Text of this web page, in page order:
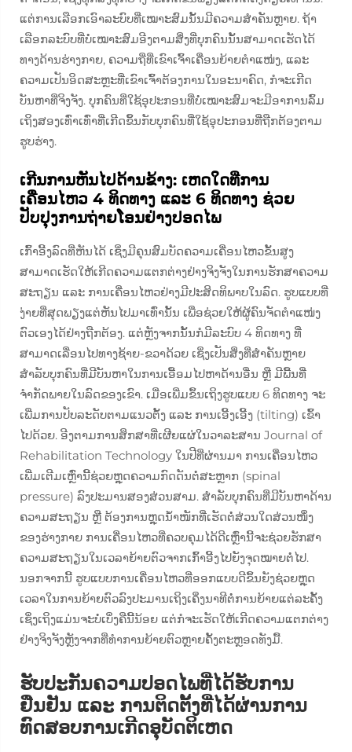
ແຕ່ການເລືອກເອົາລະບົບທີ່ເໝາະສົມນັ້ນມີຄວາມສຳຄັນຫຼາຍ. ຖ້າ
ເລືອກລະບົບທີ່ບໍ່ເໝາະສົມອີງຕາມສິ່ງທີ່ບຸກຄົນນັ້ນສາມາດເຮັດໄດ້
ທາງດ້ານຮ່າງກາຍ, ຄວາມຖີ່ທີ່ເຂົາເຈົ້າເຄື່ອນຍ້າຍຕຳແໜ່ງ, ແລະ
ຄວາມເປັນອິດສະຫຼະທີ່ເຂົາເຈົ້າຕ້ອງການໃນອະນາຄົດ, ກໍຈະເກີດ
ບັນຫາທີ່ຈິງຈັງ. ບຸກຄົນທີ່ໃຊ້ອຸປະກອນທີ່ບໍ່ເໝາະສົມຈະມີອາການລົ້ມ
ເຖິງສອງເທົ່າເທົ່າທີ່ເກີດຂຶ້ນກັບບຸກຄົນທີ່ໃຊ້ອຸປະກອນທີ່ຖືກຕ້ອງຕາມ
ຮູບຮ່າງ.
ເກີນການຫັນໄປດ້ານຂ້າງ: ເຫດໃດທີ່ການ
ເຄື່ອນໄຫວ 4 ທິດທາງ ແລະ 6 ທິດທາງ ຊ່ວຍ
ປັບປຸງການຖ່າຍໂອນຢ່າງປອດໄພ
ເກົ້າອີ້ງລົດທີ່ຫັນໄດ້ ເຊິ່ງມີຄຸນສົມບັດຄວາມເຄື່ອນໄຫວຂັ້ນສູງ
ສາມາດເຮັດໃຫ້ເກີດຄວາມແຕກຕ່າງຢ່າງຈິງຈັງໃນການຮັກສາຄວາມ
ສະຖຽນ ແລະ ການເຄື່ອນໄຫວຢ່າງມີປະສິດທິພາບໃນລົດ. ຮູບແບບທີ່
ງ່າຍທີ່ສຸດພຽງແຕ່ຫັນໄປມາເທົ່ານັ້ນ ເພື່ອຊ່ວຍໃຫ້ຜູ້ຄົນຈັດຕຳແໜ່ງ
ຕົວເອງໄດ້ຢ່າງຖືກຕ້ອງ. ແຕ່ຫຼັງຈາກນັ້ນກໍມີລະບົບ 4 ທິດທາງ ທີ່
ສາມາດເລື່ອນໄປທາງຊ້າຍ-ຂວາດ້ວຍ ເຊິ່ງເປັນສິ່ງທີ່ສຳຄັນຫຼາຍ
ສຳລັບບຸກຄົນທີ່ມີບັນຫາໃນການເອື້ອມໄປຫາດ້ານອື່ນ ຫຼື ມີພື້ນທີ່
ຈຳກັດພາຍໃນລົດຂອງເຂົາ. ເມື່ອເພີ່ມຂຶ້ນເຖິງຮູບແບບ 6 ທິດທາງ ຈະ
ເພີ່ມການປັບລະດັບຕາມແນວຕັ້ງ ແລະ ການເອີ້ງເອີ້ງ (tilting) ເຂົ້າ
ໄປດ້ວຍ. ອີງຕາມການສຶກສາທີ່ເຜີຍແຜ່ໃນວາລະສານ Journal of
Rehabilitation Technology ໃນປີທີ່ຜ່ານມາ ການເຄື່ອນໄຫວ
ເພີ່ມເຕີມເຫຼົ່ານີ້ຊ່ວຍຫຼຸດຄວາມກົດດັນຕໍ່ສະຫຼາກ (spinal
pressure) ລົງປະມານສອງສ່ວນສາມ. ສຳລັບບຸກຄົນທີ່ມີບັນຫາດ້ານ
ຄວາມສະຖຽນ ຫຼື ຕ້ອງການຫຼຸດນ້ຳໜັກທີ່ເຮັດຕໍ່ສ່ວນໃດສ່ວນໜຶ່ງ
ຂອງຮ່າງກາຍ ການເຄື່ອນໄຫວທີ່ຄວບຄຸມໄດ້ດີເຫຼົ່ານີ້ຈະຊ່ວຍຮັກສາ
ຄວາມສະຖຽນໃນເວລາຍ້າຍຕົວຈາກເກົ້າອີ້ງໄປຍັງຈຸດໝາຍຕໍ່ໄປ.
ນອກຈາກນີ້ ຮູບແບບການເຄື່ອນໄຫວທີ່ອອກແບບດີຂຶ້ນຍັງຊ່ວຍຫຼຸດ
ເວລາໃນການຍ້າຍຕົວລົງປະມານເຖິງເຄິ່ງນາທີຕໍ່ການຍ້າຍແຕ່ລະຄັ້ງ
ເຊິ່ງເຖິງແມ່ນຈະບໍ່ເບິ່ງຄືນີ້ນ້ອຍ ແຕ່ກໍຈະເຮັດໃຫ້ເກີດຄວາມແຕກຕ່າງ
ຢ່າງຈິງຈັງຫຼັງຈາກທີ່ທຳການຍ້າຍຕົວຫຼາຍຄັ້ງຕະຫຼອດທັງມື້.
ຮັບປະກັນຄວາມປອດໄພທີ່ໄດ້ຮັບການ
ຢືນຢັນ ແລະ ການຕິດຕັ້ງທີ່ໄດ້ຜ່ານການ
ທົດສອບການເກີດອຸບັດຕິເຫດ